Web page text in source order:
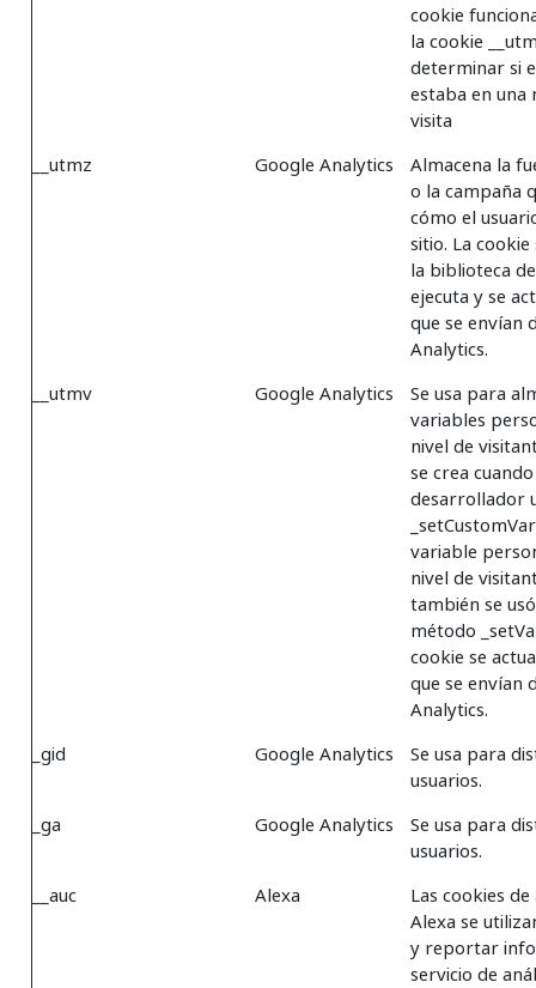
cookie
la cookie
determinar si
estaba en una
visita
__utmz
Google Analytics
Almacena la
o la campaña
cómo el
sitio. La
la biblioteca
ejecuta y se
que se envían
Analytics.
__utmv
Google Analytics
Se usa para
variables
nivel de
se crea
desarrollador
variable
nivel de
también se
método
cookie se
que se envían
Analytics.
_gid
Google Analytics
Se usa para
usuarios.
_ga
Google Analytics
Se usa para
usuarios.
__auc
Alexa
Las cookies de
Alexa se
y reportar
servicio de